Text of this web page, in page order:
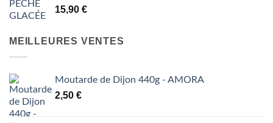
15,90 €
MEILLEURES VENTES
Moutarde de Dijon 440g - AMORA
2,50 €